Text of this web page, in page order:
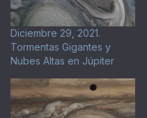
Diciembre 29, 2021.
Tormentas Gigantes y
Nubes Altas en Júpiter